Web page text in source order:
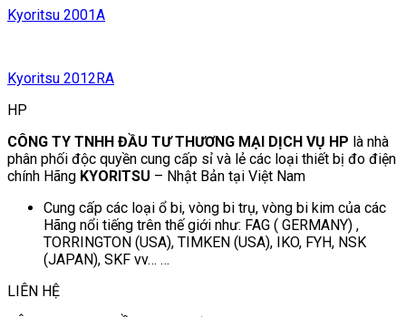
Kyoritsu 2001A
Kyoritsu 2012RA
HP
CÔNG TY TNHH ĐẦU TƯ THƯƠNG MẠI DỊCH VỤ HP là nhà
phân phối độc quyền cung cấp sỉ và lẻ các loại thiết bị đo điện
chính Hãng KYORITSU – Nhật Bản tại Việt Nam
Cung cấp các loại ổ bi, vòng bi trụ, vòng bi kim của các
Hãng nổi tiếng trên thế giới như: FAG ( GERMANY) ,
TORRINGTON (USA), TIMKEN (USA), IKO, FYH, NSK
(JAPAN), SKF vv… …
LIÊN HỆ